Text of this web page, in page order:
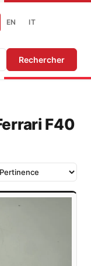
Rechercher
EN IT
F40